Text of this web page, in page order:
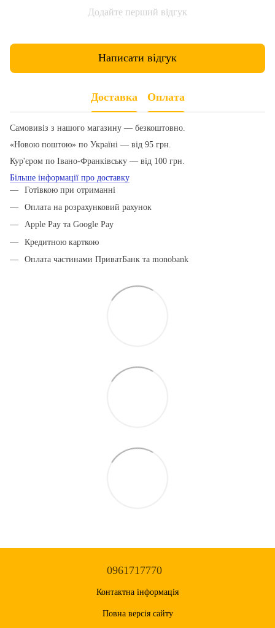
Додайте перший відгук
Написати відгук
Доставка Оплата
Самовивіз з нашого магазину — безкоштовно.
«Новою поштою» по Україні — від 95 грн.
Кур'єром по Івано-Франківську — від 100 грн.
Більше інформації про доставку
Готівкою при отриманні
Оплата на розрахунковий рахунок
Apple Pay та Google Pay
Кредитною карткою
Оплата частинами ПриватБанк та monobank
0961717770
Контактна інформація
Повна версія сайту